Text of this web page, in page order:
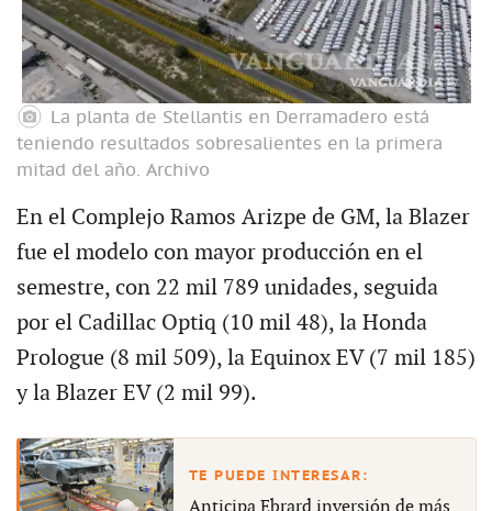
La planta de Stellantis en Derramadero está
teniendo resultados sobresalientes en la primera
mitad del año. Archivo
En el Complejo Ramos Arizpe de GM, la Blazer
fue el modelo con mayor producción en el
semestre, con 22 mil 789 unidades, seguida
por el Cadillac Optiq (10 mil 48), la Honda
Prologue (8 mil 509), la Equinox EV (7 mil 185)
y la Blazer EV (2 mil 99).
Anticipa Ebrard inversión de más